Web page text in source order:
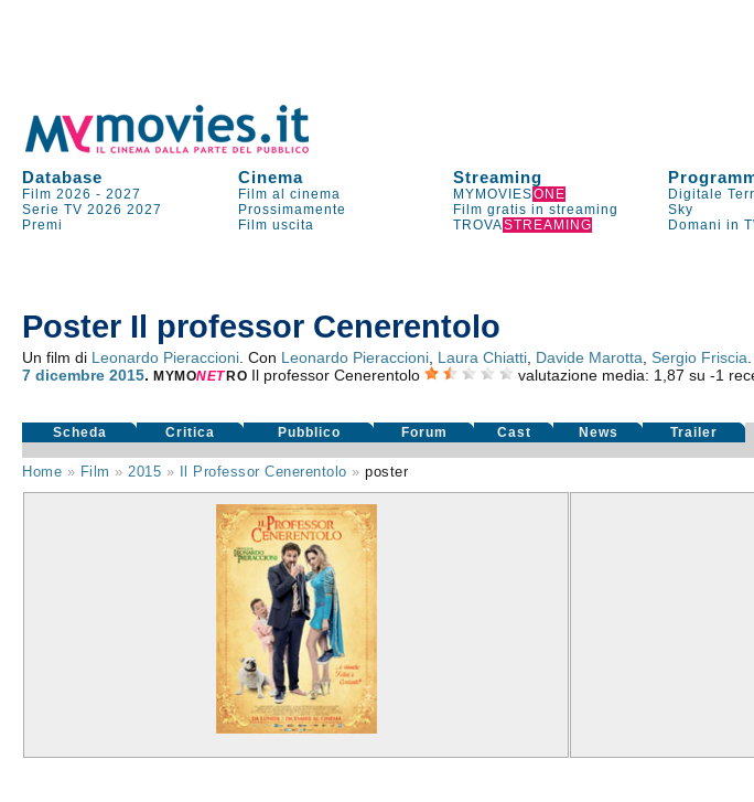
Database Cinema Streaming
Film 2026 -2027 Film al cinema MYMOVIESONE Digitale
Serie TV 2026 2027 Prossimamente Film gratis in streaming Sky
Premi
Film uscita TROVASTREAMING Domani in
Poster Il professor Cenerentolo
Un film di Leonardo Pieraccioni . Con Leonardo Pieraccioni Laura Chiatti Davide Marotta ,Sergio Friscia
7 dicembre 2015.MYMONET RO Il professor Cenerentolo valutazione media: 1,87 su -1
Scheda Critica Pubblico Forum Cast News Trailer
Home » Film » 2015 » Il Professor Cenerentolo »poster